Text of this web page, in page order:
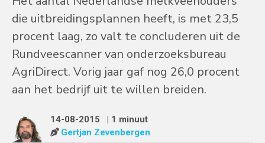
die uitbreidingsplannen heeft, is met 23,5
procent laag, zo valt te concluderen uit de
Rundveescanner van onderzoeksbureau
AgriDirect. Vorig jaar gaf nog 26,0 procent
aan het bedrijf uit te willen breiden.
14-08-2015
| 1 minuut
Gertjan Zevenbergen